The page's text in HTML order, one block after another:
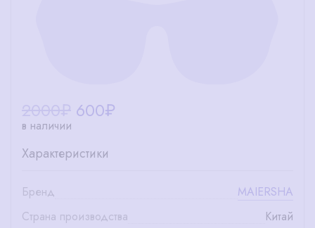
600₽
в наличии
Характеристики
Бренд
MAIERSHA
Страна производства
Китай